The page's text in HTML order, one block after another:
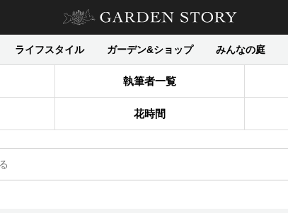
ライフスタイル ガーデン&ショップ みんなの庭
執筆者一覧
花時間